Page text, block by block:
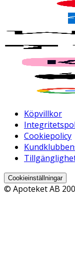
Köpvillkor
Cookiepolicy
Cookieinställningar
© Apoteket AB